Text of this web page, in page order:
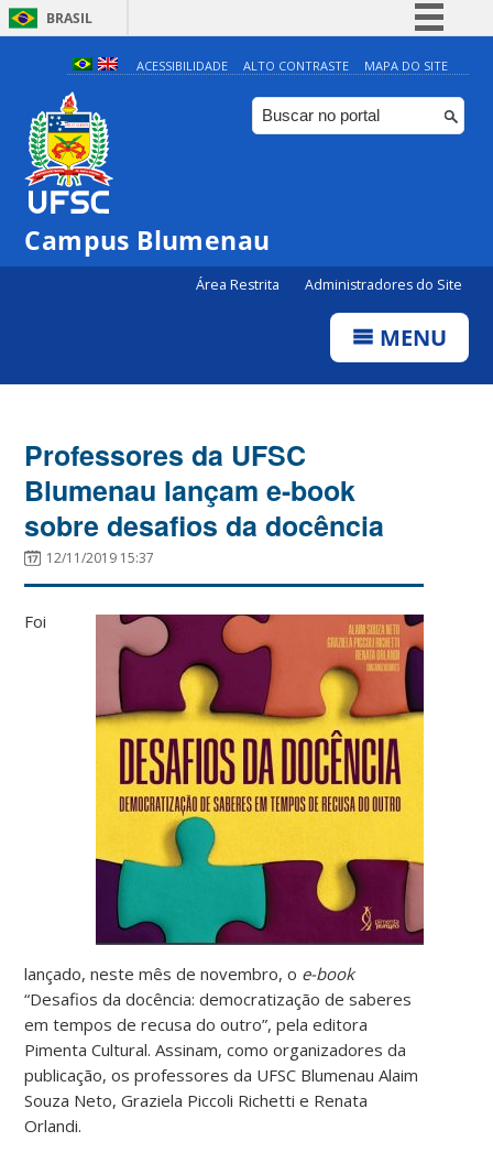
BRASIL
Simplifique!
Comunica BR
Participe
ACESSIBILIDADE ALTO CONTRASTE MAPA DO SITE
Campus Blumenau
Área Restrita Administradores do Site
MENU
Professores da UFSC
Blumenau lançam e-book
sobre desafios da docência
12/11/2019 15:37
Foi
lançado, neste mês de novembro, o e-book
“Desafios da docência: democratização de saberes
em tempos de recusa do outro”, pela editora
Pimenta Cultural. Assinam, como organizadores da
publicação, os professores da UFSC Blumenau Alaim
Souza Neto, Graziela Piccoli Richetti e Renata
Orlandi.